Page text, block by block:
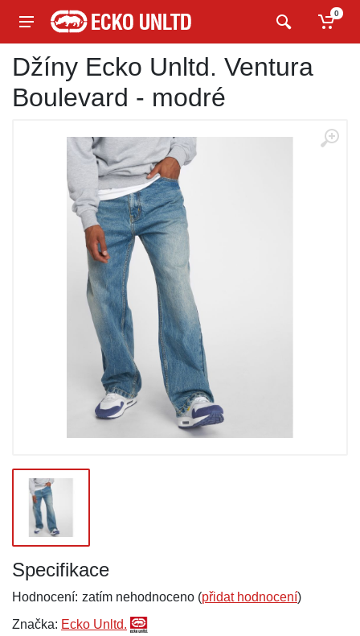
0
Džíny Ecko Unltd. Ventura
Boulevard - modré
Specifikace
Hodnocení: zatím nehodnoceno (přidat hodnocení)
Značka: Ecko Unltd.